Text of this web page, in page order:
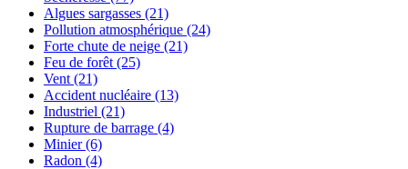
Algues sargasses (21)
Pollution atmosphérique (24)
Forte chute de neige (21)
Feu de forêt (25)
Vent (21)
Accident nucléaire (13)
Industriel (21)
Rupture de barrage (4)
Minier (6)
Radon (4)